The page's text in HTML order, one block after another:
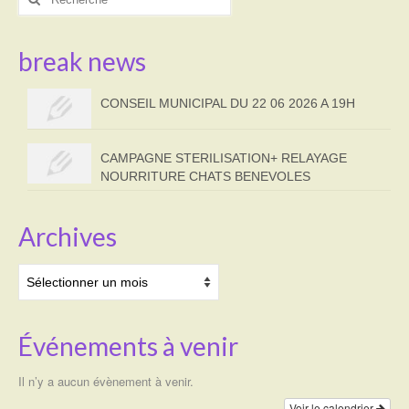
break news
CONSEIL MUNICIPAL DU 22 06 2026 A 19H
CAMPAGNE STERILISATION+ RELAYAGE
NOURRITURE CHATS BENEVOLES
Archives
Événements à venir
Il n’y a aucun évènement à venir.